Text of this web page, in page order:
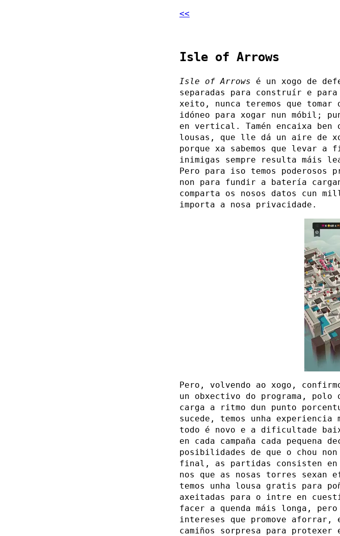
<<
Isle of Arrows
Isle of Arrows é un xogo de
separadas para construír e
xeito, nunca teremos que
idóneo para xogar nun móbil;
en vertical. Tamén encaixa ben
lousas, que lle dá un aire de
porque xa sabemos que levar a
inimigas sempre resulta máis
Pero para iso temos poderosos
non para fundir a batería
comparta os nosos datos cun
importa a nosa privacidade.
Pero, volvendo ao xogo,
un obxectivo do programa, polo
carga a ritmo dun punto
sucede, temos unha experiencia
todo é novo e a dificultade
en cada campaña cada pequena
posibilidades de que o chou
final, as partidas consisten en
nos que as nosas torres sexan
temos unha lousa gratis para
axeitadas para o intre en
facer a quenda máis longa,
intereses que promove aforrar, e
camiños sorpresa para